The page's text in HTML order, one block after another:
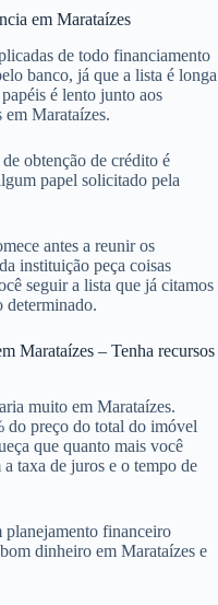
em Marataízes
de todo financiamento
banco, já que a lista é longa
é lento junto aos
em Marataízes.
obtenção de crédito é
papel solicitado pela
antes a reunir os
instituição peça coisas
seguir a lista que já citamos
determinado.
Marataízes – Tenha recursos
muito em Marataízes.
do preço do total do imóvel
que quanto mais você
taxa de juros e o tempo de
planejamento financeiro
dinheiro em Marataízes e